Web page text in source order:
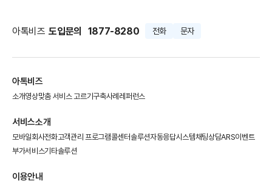
아톡비즈 도입문의 1877-8280 전화 문자
아톡비즈
소개영상맞춤 서비스 고르기구축사례 레퍼런스
서비스소개
모바일회사전화고객관리 프로그램콜센터솔루션자동응답시스템채팅상담ARS이벤트
부가서비스기타솔루션
이용안내